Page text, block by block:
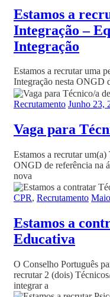
Estamos a
Integração –
Integração
Estamos a recrutar uma
Integração nesta ONGD
Recrutamento Junho 23,
Vaga para
Estamos a recrutar
ONGD de referência na
nova
CPR, Recrutamento
Estamos a
Educativa
O Conselho Português
recrutar 2 (dois)
integrar a